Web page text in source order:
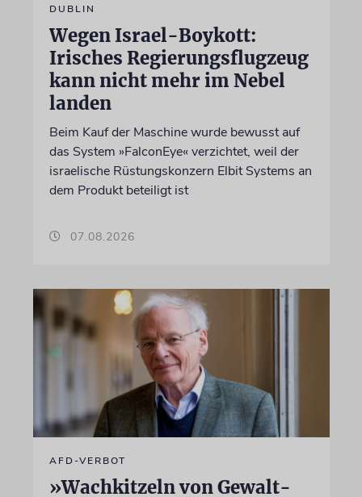
DUBLIN
Wegen Israel-Boykott:
Irisches Regierungsflugzeug
kann nicht mehr im Nebel
landen
Beim Kauf der Maschine wurde bewusst auf
das System »FalconEye« verzichtet, weil der
israelische Rüstungskonzern Elbit Systems an
dem Produkt beteiligt ist
07.08.2026
AFD-VERBOT
»Wachkitzeln von Gewalt-